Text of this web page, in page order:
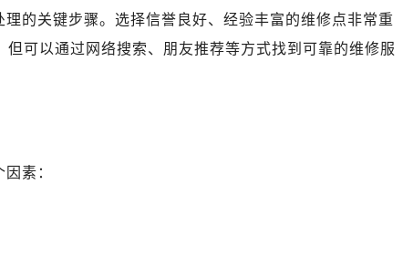
后服务中心（需提前预约）
售后服务中心（需提前预约）
服务中心（需提前预约）
服务中心（需提前预约）
售后服务中心（需提前预约）
的关键步骤。选择信誉良好、经验丰富的维修点非常重
可以通过网络搜索、朋友推荐等方式找到可靠的维修服
素：